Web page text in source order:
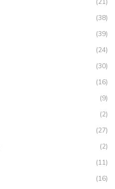
(38)
(39)
(24)
(30)
(16)
(9)
(2)
(27)
(2)
(11)
(16)